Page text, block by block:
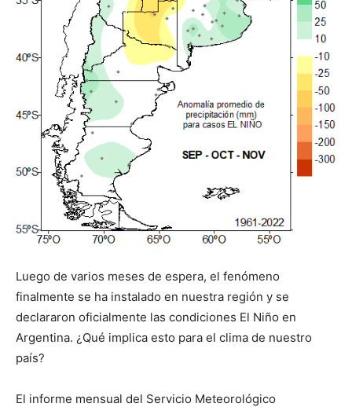
Luego de varios meses de espera, el fenómeno
finalmente se ha instalado en nuestra región y se
declararon oficialmente las condiciones El Niño en
Argentina. ¿Qué implica esto para el clima de nuestro
país?
El informe mensual del Servicio Meteorológico